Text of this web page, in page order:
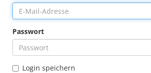
Passwort
Login speichern